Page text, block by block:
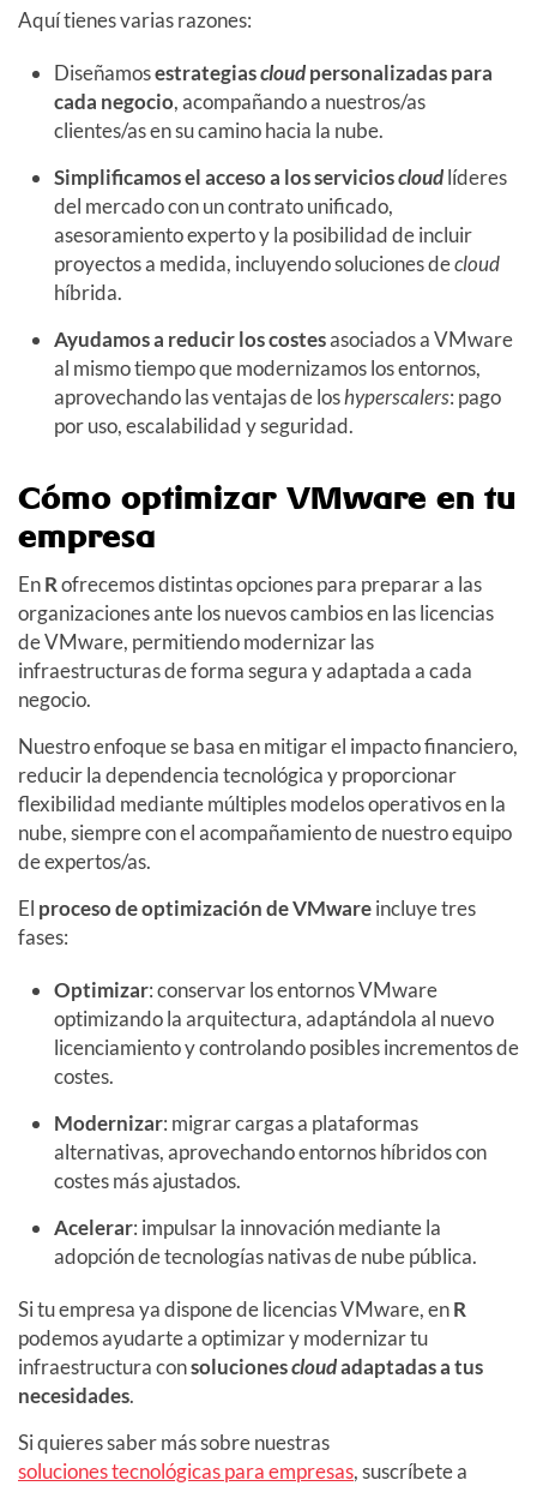
Aquí tienes varias razones:
Diseñamosestrategiascloudpersonalizadas para
cada negocio, acompañando a nuestros/as
clientes/as en su camino hacia la nube.
Simplificamos el acceso a los servicioscloudlíderes
del mercado con un contrato unificado,
asesoramiento experto y la posibilidad de incluir
proyectos a medida, incluyendo soluciones decloud
híbrida.
Ayudamos a reducir los costesasociados a VMware
al mismo tiempo que modernizamos los entornos,
aprovechando las ventajas de loshyperscalers: pago
por uso, escalabilidad y seguridad.
Cómo optimizar VMware en tu
empresa
EnRofrecemos distintas opciones para preparar a las
organizaciones ante los nuevos cambios en las licencias
de VMware, permitiendo modernizar las
infraestructuras de forma segura y adaptada a cada
negocio.
Nuestro enfoque se basa en mitigar el impacto financiero,
reducir la dependencia tecnológica y proporcionar
flexibilidad mediante múltiples modelos operativos en la
nube, siempre con el acompañamiento de nuestro equipo
de expertos/as.
El proceso de optimización de VMwareincluye tres
fases:
Optimizar: conservar los entornos VMware
optimizando la arquitectura, adaptándola al nuevo
licenciamiento y controlando posibles incrementos de
costes.
Modernizar: migrar cargas a plataformas
alternativas, aprovechando entornos híbridos con
costes más ajustados.
Acelerar: impulsar la innovación mediante la
adopción de tecnologías nativas de nube pública.
Si tu empresa ya dispone de licencias VMware, enR
podemos ayudarte a optimizar y modernizar tu
infraestructura consolucionescloudadaptadas a tus
necesidades.
Si quieres saber más sobre nuestras
soluciones tecnológicas para empresas, suscríbete a